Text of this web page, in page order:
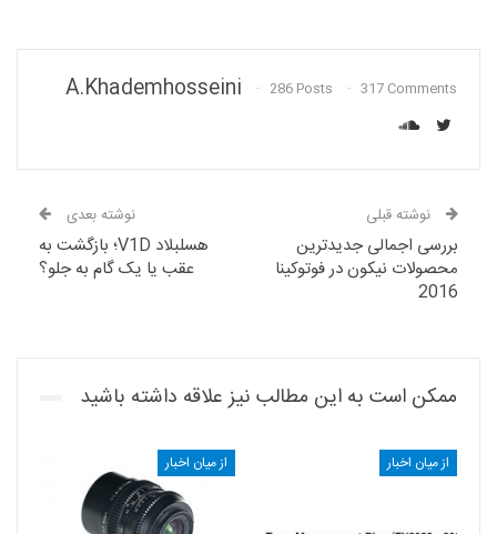
A.khademhosseini 286 Posts 317 Comments
نوشته قبلی
بررسی اجمالی جدیدترین
محصولات نیکون در فوتوکینا
2016
نوشته بعدی
هسلبلاد V1D؛ بازگشت به
عقب یا یک گام به جلو؟
ممکن است به این مطالب نیز علاقه داشته باشید
از میان اخبار از میان اخبار